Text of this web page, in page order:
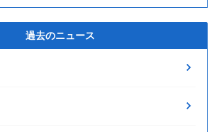
過去のニュース